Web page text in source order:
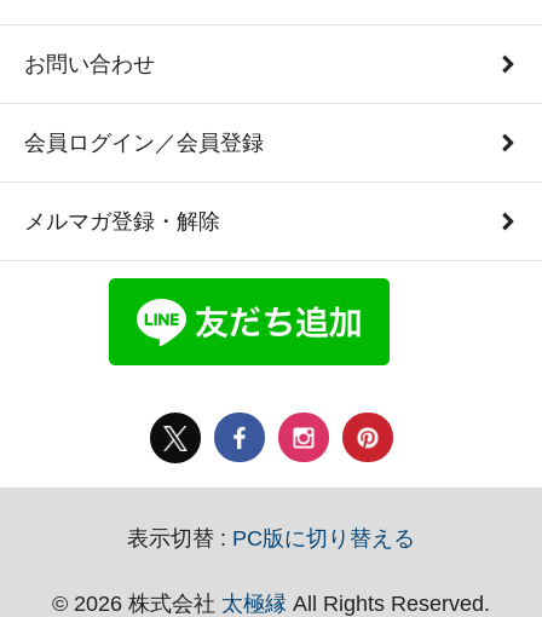
お問い合わせ
会員ログイン／会員登録
メルマガ登録・解除
表示切替 : PC版に切り替える
© 2026 株式会社 太極縁 All Rights Reserved.